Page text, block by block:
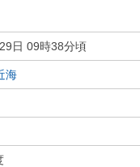
日 09時38分頃
海